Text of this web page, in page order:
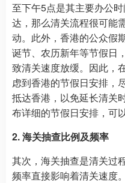
至下午5点是其主要办公
达，那么清关流程很可能
动。此外，香港的公众假
诞节、农历新年等节假日，
致清关速度放缓。因此，
虑到香港的节假日安排，
抵达香港，以免延长清关
布详细的节假日安排，可
2. 海关抽查比例及频率
其次，海关抽查是清关过
频率直接影响着清关速度。